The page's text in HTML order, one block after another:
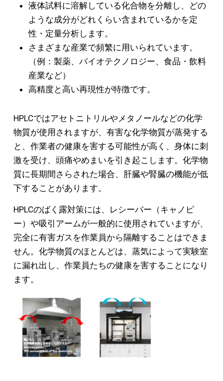
液体試料に溶解している化合物を分離し、どの
ような成分がどれくらい含まれているかを定
性・定量分析します。
さまざまな産業で頻繁に用いられています。
（例：製薬、バイオテクノロジー、食品・飲料
産業など）
高精度と高い再現性が特徴です。
HPLCではアセトニトリルやメタノールなどの化学
物質が使用されますが、有害な化学物質が蒸発する
と、作業者の健康を害する可能性が高く、身体に刺
激を受け、頭痛やめまいを引き起こします。化学物
質に長期間さらされた場合、肝臓や腎臓の機能が低
下することがあります。
HPLCのばく露対策には、レシーバー（キャノピ
ー）や吸引アームが一般的に使用されていますが、
完全に有害ガスを作業員から隔離することはできま
せん。化学物質のほとんどは、蒸気によって実験室
に漏れ出し、作業員たちの健康を害することになり
ます。